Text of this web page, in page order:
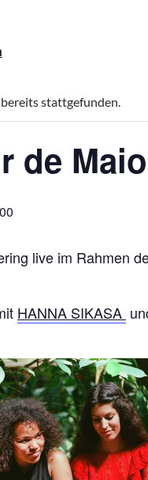
stattgefunden.
de Maio
live im Rahmen
HANNA SIKASA